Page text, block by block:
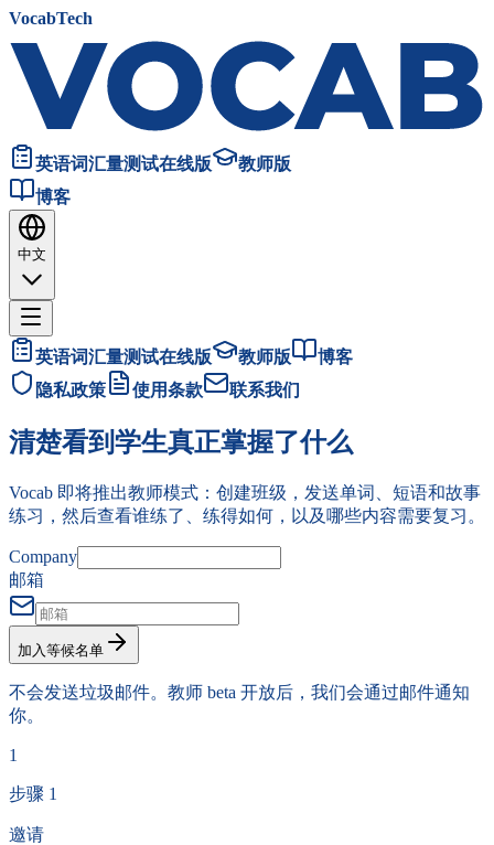
VocabTech
英语词汇量测试在线版
教师版
博客
中文
英语词汇量测试在线版 教师版
博客
隐私政策
使用条款 联系我们
清楚看到学生真正掌握了什么
Vocab 即将推出教师模式：创建班级，发送单词、短语和故事
练习，然后查看谁练了、练得如何，以及哪些内容需要复习。
Company
邮箱
加入等候名单
不会发送垃圾邮件。教师 beta 开放后，我们会通过邮件通知
你。
1
步骤 1
邀请